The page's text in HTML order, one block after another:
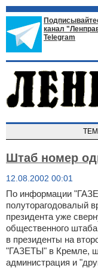
канал
Telegram
Штаб номер
12.08.2002 00:01
По информации
полуторагодовалый
президента уже
общественного
в президенты на
"ГАЗЕТЫ" в Кремле,
администрация и